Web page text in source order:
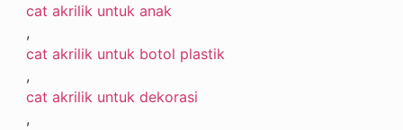
cat akrilik untuk anak
,
cat akrilik untuk botol plastik
,
cat akrilik untuk dekorasi
,